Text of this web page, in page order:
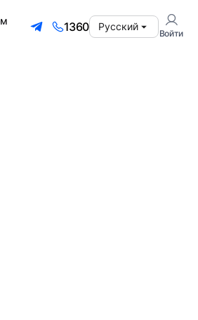
1360 Русский
Войти